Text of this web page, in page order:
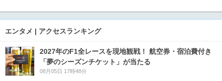
エンタメ | アクセスランキング
2027年のF1全レースを現地観戦！ 航空券・宿泊費付き
「夢のシーズンチケット」が当たる
08月05日 17時48分